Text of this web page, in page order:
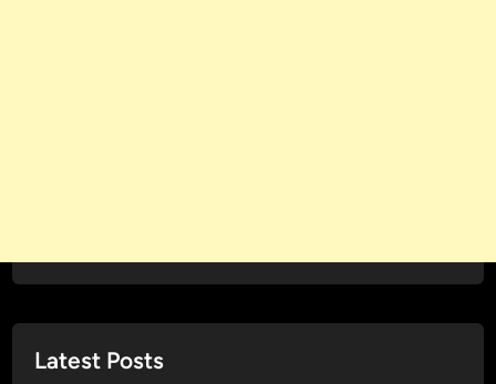
Latest Posts